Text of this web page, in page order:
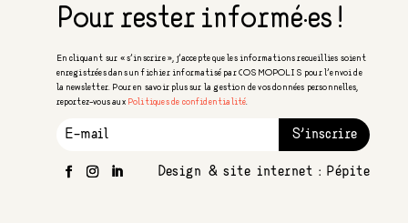
Pour rester informé·es !
En cliquant sur « s’inscrire », j’accepte que les informations recueillies soient
enregistrées dans un fichier informatisé par COSMOPOLIS pour l’envoi de
la newsletter. Pour en savoir plus sur la gestion de vos données personnelles,
reportez-vous aux Politiques de confidentialité
S'inscrire
Design & site internet : Pépite